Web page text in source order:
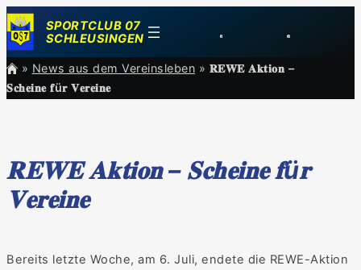
Zum
Inhalt
springen
SPORTCLUB 07
SCHLEUSINGEN
» News aus dem Vereinsleben » 𝐑𝐄𝐖𝐄 𝐀𝐤𝐭𝐢𝐨𝐧 –
𝐒𝐜𝐡𝐞𝐢𝐧𝐞 𝐟ü𝐫 𝐕𝐞𝐫𝐞𝐢𝐧𝐞
𝐑𝐄𝐖𝐄 𝐀𝐤𝐭𝐢𝐨𝐧 – 𝐒𝐜𝐡𝐞𝐢𝐧𝐞 𝐟ü𝐫
𝐕𝐞𝐫𝐞𝐢𝐧𝐞
Bereits letzte Woche, am 6. Juli, endete die REWE-Aktion